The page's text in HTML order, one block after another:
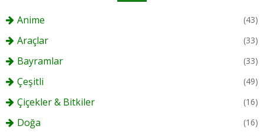
Anime (43)
Araçlar (33)
Bayramlar (33)
Çeşitli (49)
Çiçekler & Bitkiler (16)
Doğa (16)